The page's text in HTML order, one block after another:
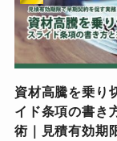
資材高騰を乗り
イド条項の書き
術｜見積有効期